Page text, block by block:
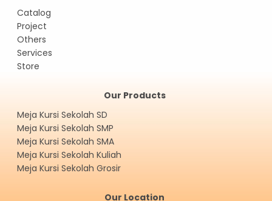
Catalog
Project
Others
Services
Store
Our Products
Meja Kursi Sekolah SD
Meja Kursi Sekolah SMP
Meja Kursi Sekolah SMA
Meja Kursi Sekolah Kuliah
Meja Kursi Sekolah Grosir
Our Location